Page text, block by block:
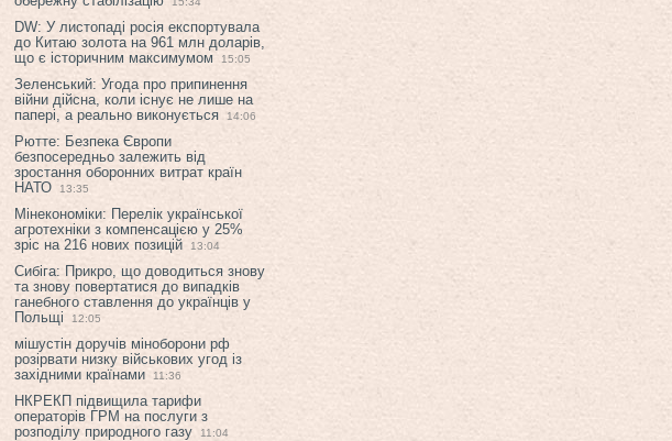
DW: У листопаді росія експортувала
до Китаю золота на 961 млн доларів,
що є історичним максимумом
15:05
Зеленський: Угода про припинення
війни дійсна, коли існує не лише на
папері, а реально виконується
14:06
Рютте: Безпека Європи
безпосередньо залежить від
зростання оборонних витрат країн
НАТО
13:35
Мінекономіки: Перелік української
агротехніки з компенсацією у 25%
зріс на 216 нових позицій
13:04
Сибіга: Прикро, що доводиться знову
та знову повертатися до випадків
ганебного ставлення до українців у
Польщі
12:05
мішустін доручів міноборони рф
розірвати низку військових угод із
західними країнами
11:36
НКРЕКП підвищила тарифи
операторів ГРМ на послуги з
розподілу природного газу
11:04